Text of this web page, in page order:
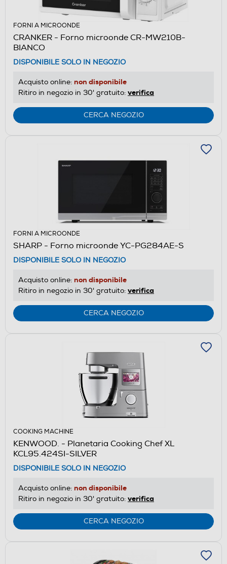
FORNI A MICROONDE
CRANKER - Forno microonde CR-MW210B-
BIANCO
DISPONIBILE SOLO IN NEGOZIO
Acquisto online: non disponibile
Ritiro in negozio in 30' gratuito: verifica
CERCA NEGOZIO
FORNI A MICROONDE
SHARP - Forno microonde YC-PG284AE-S
DISPONIBILE SOLO IN NEGOZIO
Acquisto online: non disponibile
Ritiro in negozio in 30' gratuito: verifica
CERCA NEGOZIO
COOKING MACHINE
KENWOOD. - Planetaria Cooking Chef XL
KCL95.424SI-SILVER
DISPONIBILE SOLO IN NEGOZIO
Acquisto online: non disponibile
Ritiro in negozio in 30' gratuito: verifica
CERCA NEGOZIO